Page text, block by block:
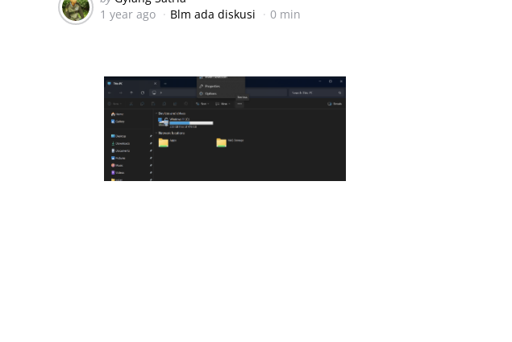
by
1 year ago
Blm ada diskusi 0 min